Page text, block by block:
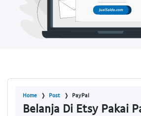
Home Post PayPal
Belanja Di Etsy Pakai